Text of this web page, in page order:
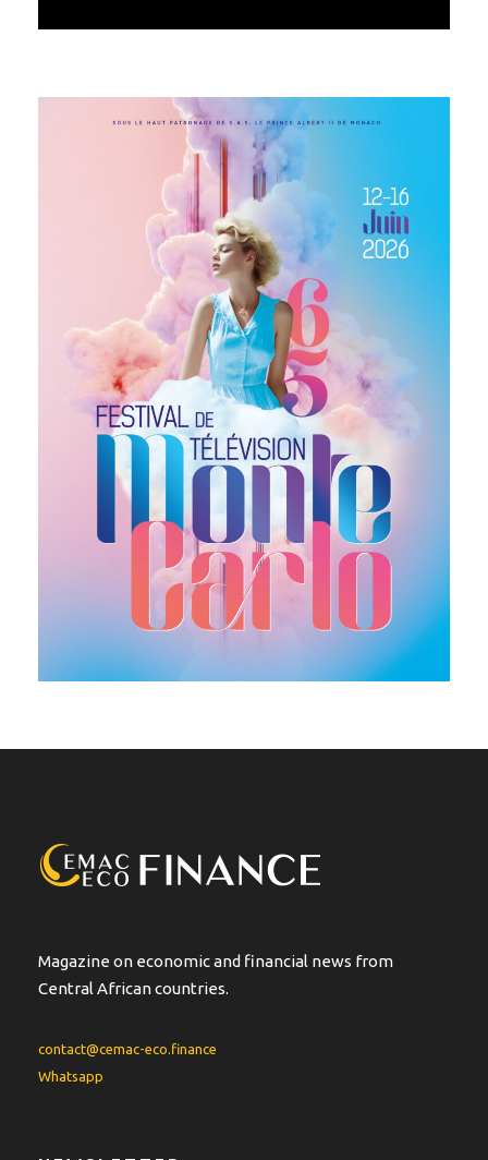
Magazine on economic and financial news from
Central African countries.
contact@cemac-eco.finance
Whatsapp